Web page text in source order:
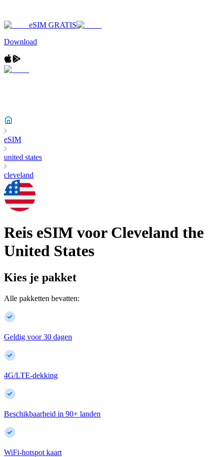
eSIM GRATIS
Download
eSIM
united states
cleveland
Reis eSIM voor Cleveland the
United States
Kies je pakket
Alle pakketten bevatten:
Geldig voor 30 dagen
4G/LTE-dekking
Beschikbaarheid in 90+ landen
WiFi-hotspot kaart